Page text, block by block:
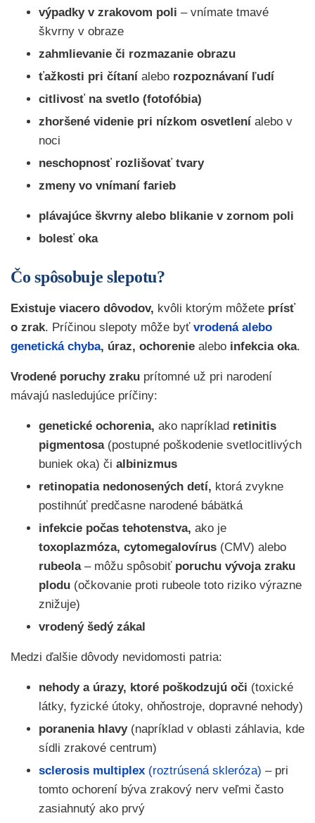
výpadky v zrakovom poli – vnímate tmavé
škvrny v obraze
zahmlievanie či rozmazanie obrazu
ťažkosti pri čítaní alebo rozpoznávaní ľudí
citlivosť na svetlo (fotofóbia)
zhoršené videnie pri nízkom osvetlení alebo v
noci
neschopnosť rozlišovať tvary
zmeny vo vnímaní farieb
plávajúce škvrny alebo blikanie v zornom poli
bolesť oka
Čo spôsobuje slepotu?
Existuje viacero dôvodov, kvôli ktorým môžete prísť
o zrak. Príčinou slepoty môže byť vrodená alebo
genetická chyba, úraz, ochorenie alebo infekcia oka.
Vrodené poruchy zraku prítomné už pri narodení
mávajú nasledujúce príčiny:
genetické ochorenia, ako napríklad retinitis
pigmentosa(postupné poškodenie svetlocitlivých
buniek oka) či albinizmus
retinopatia nedonosených detí, ktorá zvykne
postihnúť predčasne narodené bábätká
infekcie počas tehotenstva, ako je
toxoplazmóza, cytomegalovírus (CMV) alebo
rubeola– môžu spôsobiťporuchu vývoja zraku
plodu (očkovanie proti rubeole toto riziko výrazne
znižuje)
vrodený šedý zákal
Medzi ďalšie dôvody nevidomosti patria:
nehody a úrazy, ktoré poškodzujú oči (toxické
látky, fyzické útoky, ohňostroje, dopravné nehody)
poranenia hlavy (napríklad v oblasti záhlavia, kde
sídli zrakové centrum)
sclerosis multiplex (roztrúsená skleróza) – pri
tomto ochorení býva zrakový nerv veľmi často
zasiahnutý ako prvý